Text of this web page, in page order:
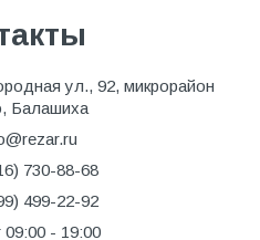
ул., 92, микрорайон
Балашиха
730-88-68
499-22-92
- 19:00